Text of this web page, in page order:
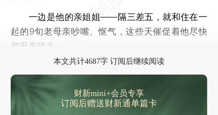
一边是他的亲姐姐——隔三差五，就和住在一
起的9旬老母亲吵嘴、怄气，这些天催促着他尽快
把母亲接走。
本文共计4687字 订阅后继续阅读
财新mini+会员专享
订阅后赠送财新通单篇卡